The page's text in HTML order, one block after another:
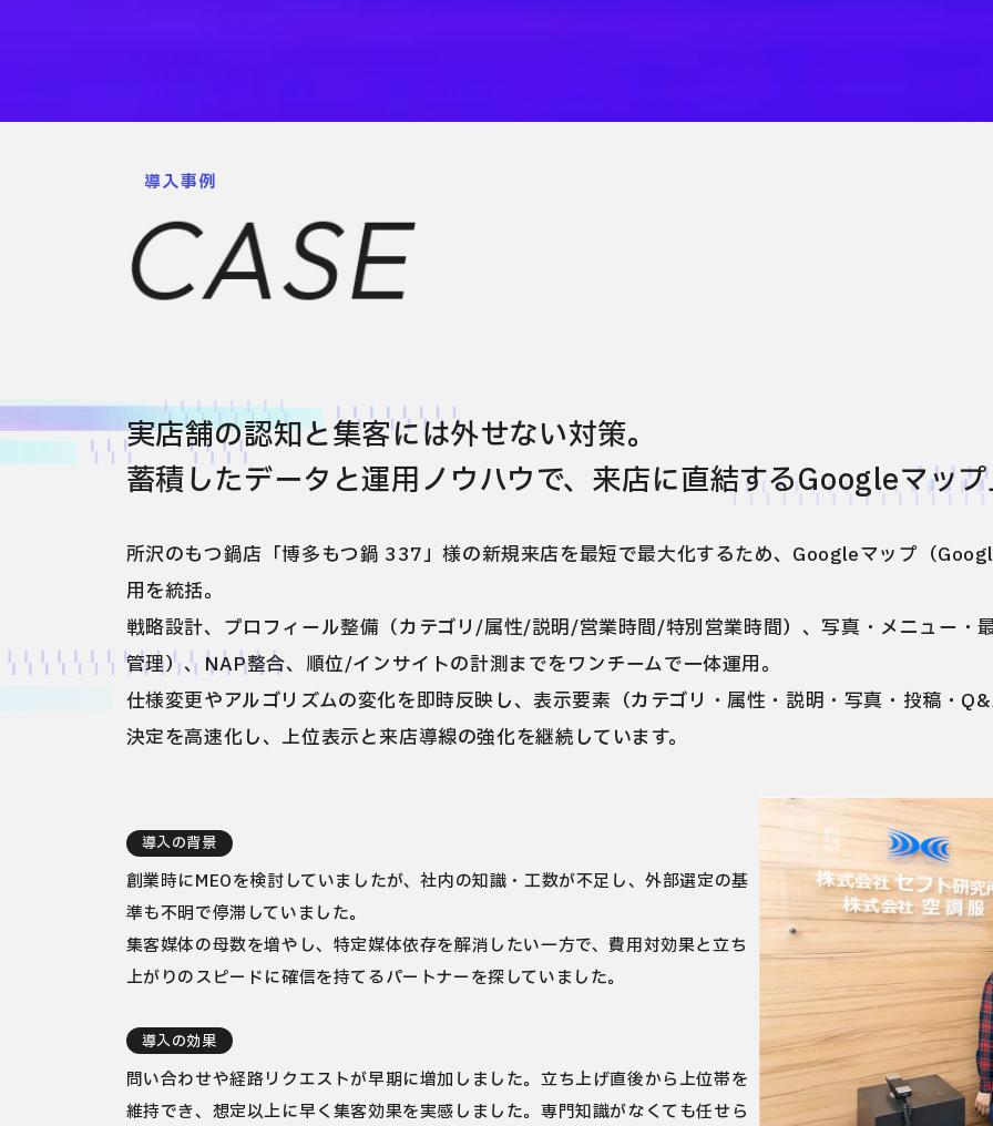
導入事例
CASE
実店舗の認知と集客には外せない対策。
蓄積したデータと運用ノウハウで、来店に直結するGoogleマッ
所沢のもつ鍋店「博多もつ鍋 337」様の新規来店を最短で最大化するため、Googleマップ（
用を統括。
戦略設計、プロフィール整備（カテゴリ/属性/説明/営業時間/特別営業時間）、写真・メニュー・
管理）、NAP整合、順位/インサイトの計測までをワンチームで一体運用。
仕様変更やアルゴリズムの変化を即時反映し、表示要素（カテゴリ・属性・説明・写真・投稿・
決定を高速化し、上位表示と来店導線の強化を継続しています。
導入の背景
創業時にMEOを検討していましたが、社内の知識・工数が不足し、外部選定の基
準も不明で停滞していました。
集客媒体の母数を増やし、特定媒体依存を解消したい一方で、費用対効果と立ち
上がりのスピードに確信を持てるパートナーを探していました。
導入の効果
問い合わせや経路リクエストが早期に増加しました。立ち上げ直後から上位帯を
維持でき、想定以上に早く集客効果を実感しました。専門知識がなくても任せら